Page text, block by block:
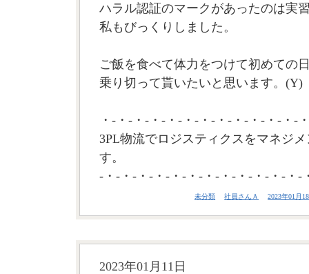
ハラル認証のマークがあったのは実
私もびっくりしました。
ご飯を食べて体力をつけて初めての
乗り切って貰いたいと思います。(Y)
・-・-・-・-・-・-・-・-・-・-・-・-
3PL物流でロジスティクスをマネジ
す。
-・-・-・-・-・-・-・-・-・-・-・-・-
未分類 社員さんＡ 2023年01月
2023年01月11日